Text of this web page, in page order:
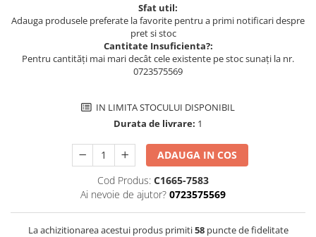
Sfat util:
Adauga produsele preferate la favorite pentru a primi notificari despre
pret si stoc
Cantitate Insuficienta?:
Pentru cantități mai mari decât cele existente pe stoc sunați la nr.
0723575569
IN LIMITA STOCULUI DISPONIBIL
Durata de livrare: 1
ADAUGA IN COS
Cod Produs: C1665-7583
Ai nevoie de ajutor? 0723575569
La achizitionarea acestui produs primiti58puncte de fidelitate